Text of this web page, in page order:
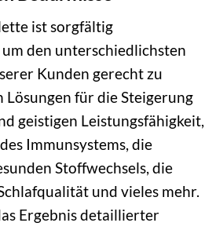
ist sorgfältig
den unterschiedlichsten
Kunden gerecht zu
für die Steigerung
geistigen Leistungsfähigkeit,
Immunsystems, die
Stoffwechsels, die
und vieles mehr.
Ergebnis detaillierter